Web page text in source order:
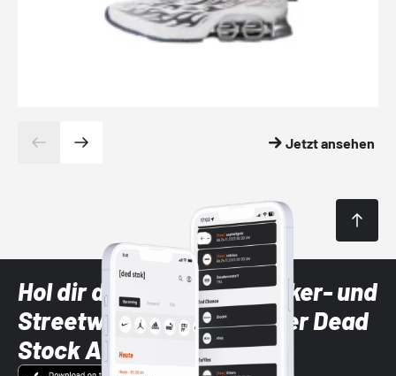
Jetzt ansehen
Hol dir die neuesten Sneaker- und
Streetwear-Brands mit der Dead
Stock App